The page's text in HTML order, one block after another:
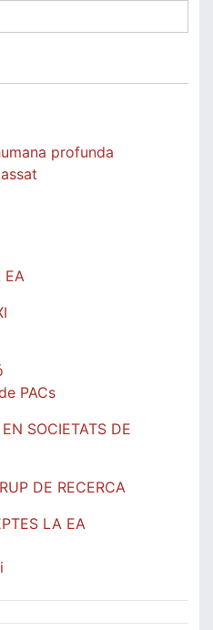
profunda
EA
PACs
SOCIETATS DE
DE RECERCA
LA EA